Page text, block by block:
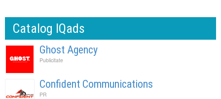
Catalog IQads
Ghost Agency
Publicitate
Confident Communications
PR